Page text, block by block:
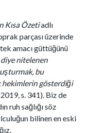
Kısa Özetiadlı
parçası üzerinde
amacı güttüğünü
nitelenen
bu
hekimlerin gösterdiği
s. 341). Biz de
ruh sağlığı söz
bilinen en eski